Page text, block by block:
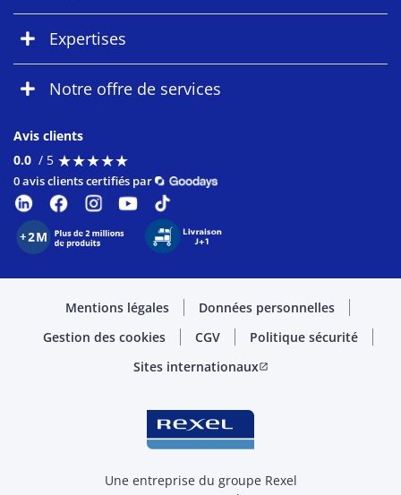
Expertises
Notre offre de services
Avis clients
0.0 / 5 ★★★★★
★★★★★
0 avis clients certifiés par
Mentions légales
Données personnelles
Gestion des cookies
CGV
Politique sécurité
Sites internationauxopen_in_new
Une entreprise du groupe Rexel